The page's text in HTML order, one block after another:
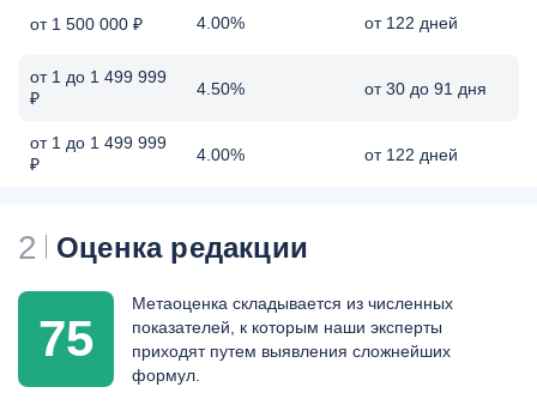
от 1 500 000 ₽ 4.00% от 122 дней
от 1 до 1 499 999
₽
4.50% от 30 до 91 дня
от 1 до 1 499 999
₽
4.00% от 122 дней
2 Оценка редакции
75
Метаоценка складывается из численных
показателей, к которым наши эксперты
приходят путем выявления сложнейших
формул.